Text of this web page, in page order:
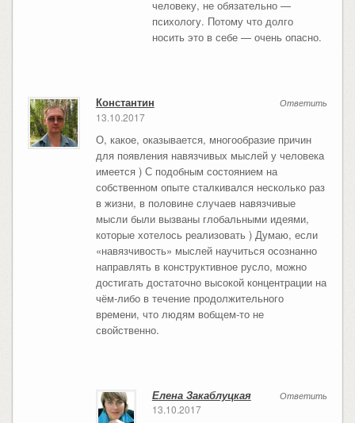
человеку, не обязательно —
психологу. Потому что долго
носить это в себе — очень опасно.
Ответить
Константин
13.10.2017
О, какое, оказывается, многообразие причин
для появления навязчивых мыслей у человека
имеется ) С подобным состоянием на
собственном опыте сталкивался несколько раз
в жизни, в половине случаев навязчивые
мысли были вызваны глобальными идеями,
которые хотелось реализовать ) Думаю, если
«навязчивость» мыслей научиться осознанно
направлять в конструктивное русло, можно
достигать достаточно высокой концентрации на
чём-либо в течение продолжительного
времени, что людям вобщем-то не
свойственно.
Ответить
Елена Закаблуцкая
13.10.2017